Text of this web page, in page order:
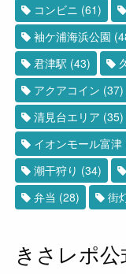
コンビニ (61)
袖ケ浦海浜公園
君津駅 (43)
アクアコイン (37)
清見台エリア (35)
イオンモール富津
潮干狩り (34)
弁当 (28) 街
きさレポ